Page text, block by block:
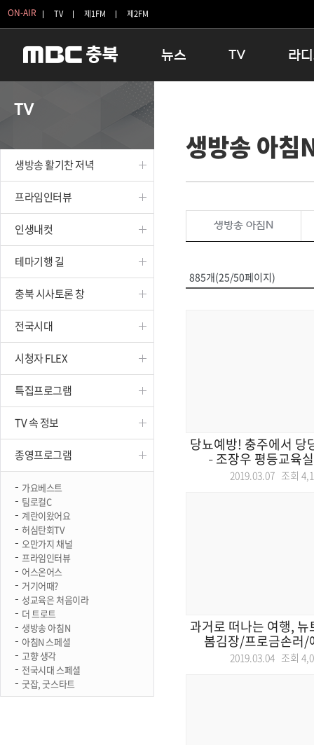
ON-AIR TV 제1FM 제2FM
뉴스
보은
옥천
TV
인생내컷
테마기행 길
시청자 FLEX
특집프로그램
라
16:00
우리 고
TV
생방송 활기찬 저녁
프라임인터뷰
인생내컷
테마기행 길
충북 시사토론 창
전국시대
시청자 FLEX
특집프로그램
TV 속 정보
종영프로그램
가요베스트
팀로컬C
계란이왔어요
허심탄회TV
오만가지 채널
프라임인터뷰
어스온어스
거기어때?
성교육은 처음이라
더 트로트
생방송 아침N
아침N 스페셜
고향 생각
전국시대 스페셜
굿잡, 굿스타트
생방송 아침
생방송 아침N
885개(25/50페이지)
당뇨예방! 충주에서 당
– 조장우 평등교육
2019.03.07 조회
과거로 떠나는 여행,
봄김장/프로금손러/
2019.03.04 조회